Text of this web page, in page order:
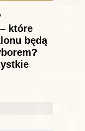
które
będą